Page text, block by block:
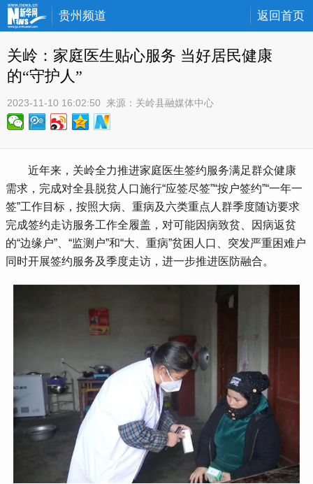
贵州频道 返回首页
关岭：家庭医生贴心服务 当好居民健康
的“守护人”
2023-11-10 16:02:50 来源： 关岭县融媒体中心
近年来，关岭全力推进家庭医生签约服务满足群众健康
需求，完成对全县脱贫人口施行“应签尽签”“按户签约”“一年一
签”工作目标，按照大病、重病及六类重点人群季度随访要求
完成签约走访服务工作全履盖，对可能因病致贫、因病返贫
的“边缘户”、“监测户”和“大、重病”贫困人口、突发严重困难户
同时开展签约服务及季度走访，进一步推进医防融合。